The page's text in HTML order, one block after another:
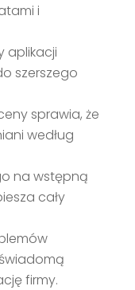
i
aplikacji
szerszego
sprawia, że
według
na wstępną
cały
firmy.